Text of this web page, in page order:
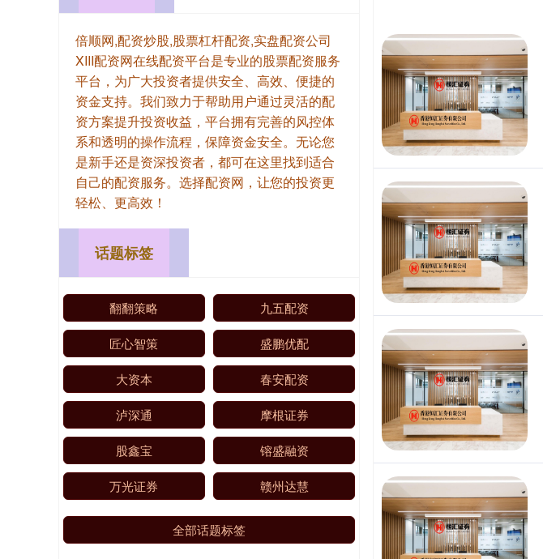
倍顺网,配资炒股,股票杠杆配资,实盘配资公司
XIII‌配资网在线配资平台是专业的股票配资服务
平台，为广大投资者提供安全、高效、便捷的
资金支持。我们致力于帮助用户通过灵活的配
资方案提升投资收益，平台拥有完善的风控体
系和透明的操作流程，保障资金安全。无论您
是新手还是资深投资者，都可在这里找到适合
自己的配资服务。选择配资网，让您的投资更
轻松、更高效！
话题标签
翻翻策略 九五配资
匠心智策 盛鹏优配
大资本 春安配资
泸深通 摩根证券
股鑫宝 镕盛融资
万光证券 赣州达慧
全部话题标签